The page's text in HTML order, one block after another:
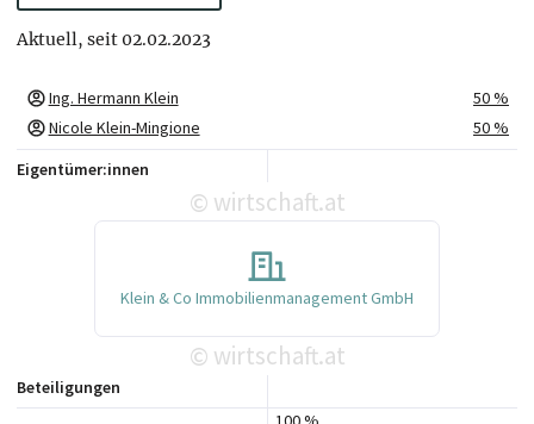
Aktuell, seit 02.02.2023
Ing. Hermann Klein
50 %
Nicole Klein-Mingione
50 %
Eigentümer:innen
© wirtschaft.at
Klein & Co Immobilienmanagement GmbH
© wirtschaft.at
Beteiligungen